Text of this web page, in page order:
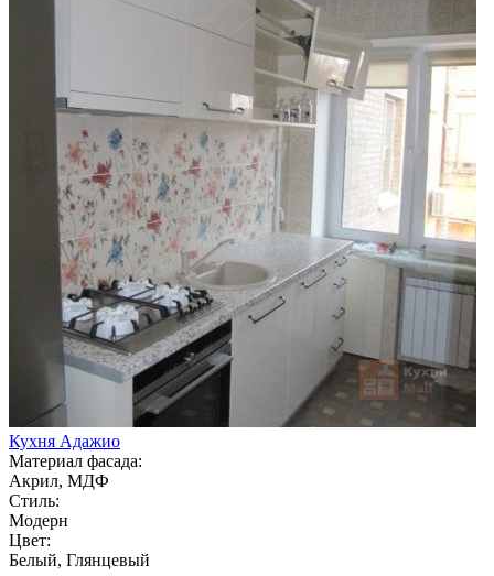
Кухня Адажио
Материал фасада:
Акрил, МДФ
Стиль:
Модерн
Цвет:
Белый, Глянцевый